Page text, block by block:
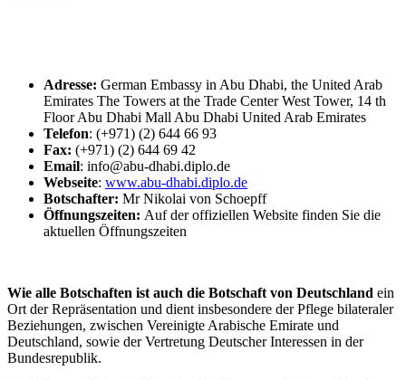
Adresse: German Embassy in Abu Dhabi, the United Arab
Emirates The Towers at the Trade Center West Tower, 14 th
Floor Abu Dhabi Mall Abu Dhabi United Arab Emirates
Telefon: (+971) (2) 644 66 93
Fax: (+971) (2) 644 69 42
Email: info@abu-dhabi.diplo.de
Webseite: www.abu-dhabi.diplo.de
Botschafter: Mr Nikolai von Schoepff
Öffnungszeiten: Auf der offiziellen Website finden Sie die
aktuellen Öffnungszeiten
Wie alle Botschaften ist auch die Botschaft von Deutschland ein
Ort der Repräsentation und dient insbesondere der Pflege bilateraler
Beziehungen, zwischen Vereinigte Arabische Emirate und
Deutschland, sowie der Vertretung Deutscher Interessen in der
Bundesrepublik.